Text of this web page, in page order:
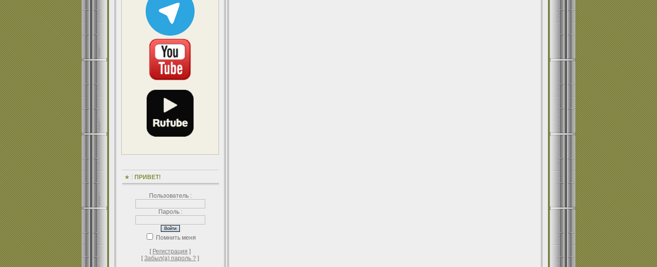
ПРИВЕТ!
Пользователь :
Пароль :
Помнить меня
[ Регистрация ]
[Забыл(а) пароль ? ]